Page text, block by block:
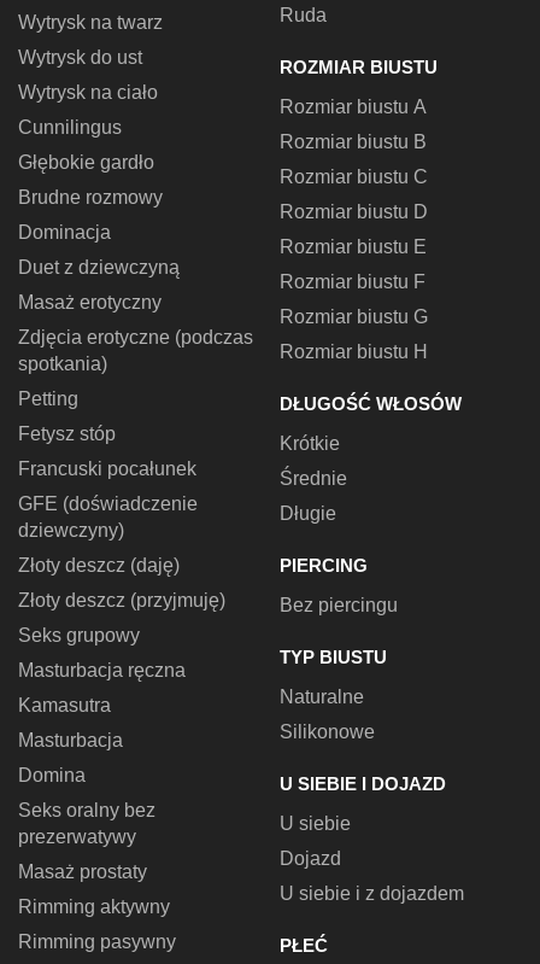
Wytrysk na twarz
Wytrysk do ust
Wytrysk na ciało
Cunnilingus
Głębokie gardło
Brudne rozmowy
Dominacja
Duet z dziewczyną
Masaż erotyczny
Zdjęcia erotyczne (podczas
spotkania)
Petting
Fetysz stóp
Francuski pocałunek
GFE (doświadczenie
dziewczyny)
Złoty deszcz (daję)
Złoty deszcz (przyjmuję)
Seks grupowy
Masturbacja ręczna
Kamasutra
Masturbacja
Domina
Seks oralny bez
prezerwatywy
Masaż prostaty
Rimming aktywny
Rimming pasywny
Ruda
ROZMIAR BIUSTU
Rozmiar biustu A
Rozmiar biustu B
Rozmiar biustu C
Rozmiar biustu D
Rozmiar biustu E
Rozmiar biustu F
Rozmiar biustu G
Rozmiar biustu H
DŁUGOŚĆ WŁOSÓW
Krótkie
Średnie
Długie
PIERCING
Bez piercingu
TYP BIUSTU
Naturalne
Silikonowe
U SIEBIE I DOJAZD
U siebie
Dojazd
U siebie i z dojazdem
PŁEĆ